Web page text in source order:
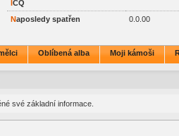
ICQ
Naposledy spatřen 0.0.00
Oblíbená alba Moji kámoši
své základní informace.